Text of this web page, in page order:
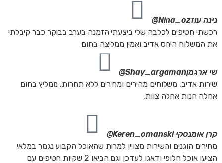
נינה עוזNina_oz@
רכשתי חטיפים לכלבה שלי ביצעתי הזמנה בערב בבוקר כבר קיבלתי
את המשלוח היחס אדיב ואמין ממליצה בחום
שי ארגמןShay_argaman@
שירות אדיב, משלוחים מהירים ומחירים ללא תחרות. ממליץ בחום
אחלה חנות אחלה צוות.
קרן אומנסקיKeren_omanski@
מחירים הוגנים והשירות מצויין למרות שהאוכל הקבוע נגמר במלאי
הציעו אוכל חלופי ודאגו לעדכן וגם הביאו 2 שקיות חטיפים עם